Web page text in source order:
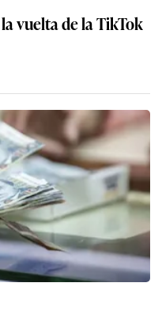
vuelta de la TikTok